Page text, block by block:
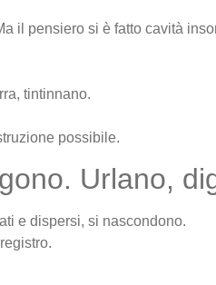
il pensiero si è fatto cavità
tintinnano.
possibile.
Urlano,
e dispersi, si nascondono.